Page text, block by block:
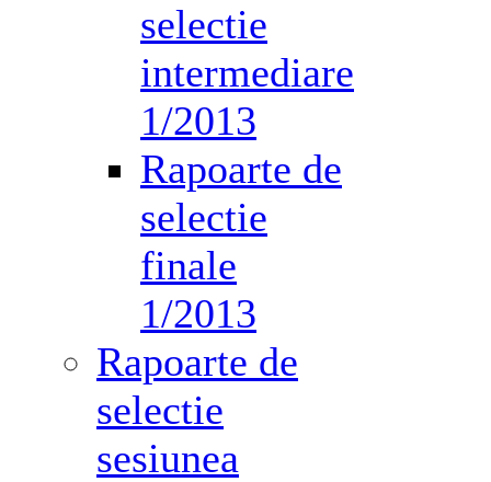
selectie
intermediare
1/2013
Rapoarte de
selectie
finale
1/2013
Rapoarte de
selectie
sesiunea